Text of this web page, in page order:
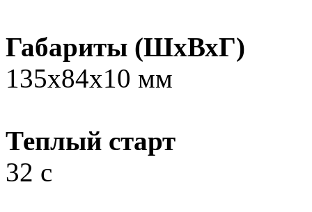
Габариты (ШхВхГ)
135x84x10 мм
Теплый старт
32 с